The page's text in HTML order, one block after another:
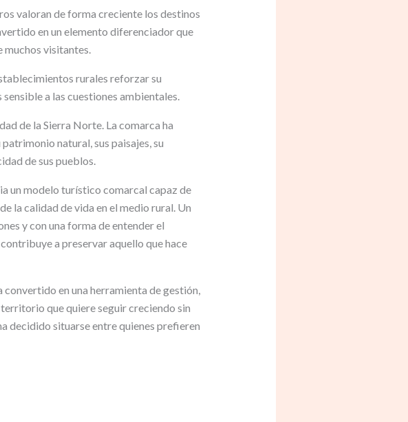
valoran de forma creciente los destinos
en un elemento diferenciador que
muchos visitantes.
rurales reforzar su
a las cuestiones ambientales.
de la Sierra Norte. La comarca ha
natural, sus paisajes, su
de sus pueblos.
un modelo turístico comarcal capaz de
la calidad de vida en el medio rural. Un
y con una forma de entender el
a preservar aquello que hace
convertido en una herramienta de gestión,
que quiere seguir creciendo sin
decidido situarse entre quienes prefieren